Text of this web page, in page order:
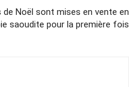
Noël sont mises en vente en
saoudite pour la première fois